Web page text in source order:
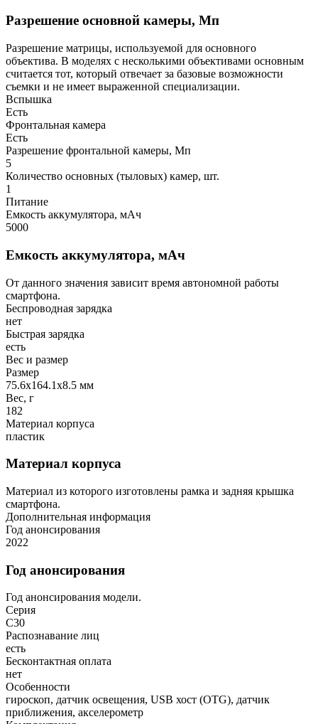
Разрешение основной камеры, Мп
Разрешение матрицы, используемой для основного
объектива. В моделях с несколькими объективами основным
считается тот, который отвечает за базовые возможности
съемки и не имеет выраженной специализации.
Вспышка
Есть
Фронтальная камера
Есть
Разрешение фронтальной камеры, Мп
5
Количество основных (тыловых) камер, шт.
1
Питание
Емкость аккумулятора, мАч
5000
Емкость аккумулятора, мАч
От данного значения зависит время автономной работы
смартфона.
Беспроводная зарядка
нет
Быстрая зарядка
есть
Вес и размер
Размер
75.6x164.1x8.5 мм
Вес, г
182
Материал корпуса
пластик
Материал корпуса
Материал из которого изготовлены рамка и задняя крышка
смартфона.
Дополнительная информация
Год анонсирования
2022
Год анонсирования
Год анонсирования модели.
Серия
C30
Распознавание лиц
есть
Бесконтактная оплата
нет
Особенности
гироскоп, датчик освещения, USB хост (OTG), датчик
приближения, акселерометр